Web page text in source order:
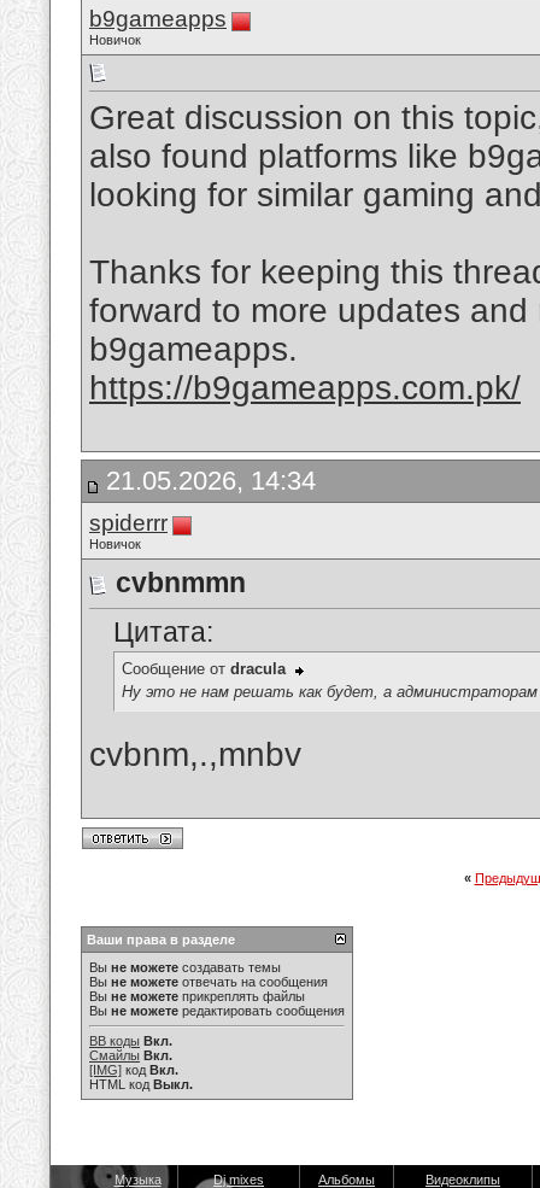
b9gameapps
Новичок
Great discussion on this
also found platforms like
looking for similar gaming
Thanks for keeping this
forward to more updates
b9gameapps.
https://b9gameapps.com.pk/
21.05.2026, 14:34
spiderrr
Новичок
cvbnmmn
Цитата:
Сообщение от dracula
Ну это не нам решать как будет, а
cvbnm,.,mnbv
«
Ваши права в разделе
Вы не можете создавать темы
Вы не можете отвечать на сообщения
Вы не можете прикреплять файлы
Вы не можете редактировать сообщения
BB коды Вкл.
Смайлы Вкл.
[IMG] код Вкл.
HTML код Выкл.
Музыка Dj mixes Альбомы Видеоклипы